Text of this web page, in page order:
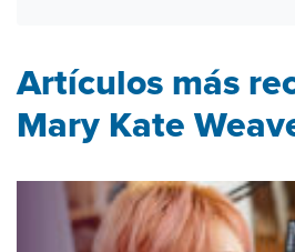
Artículos más
Mary Kate